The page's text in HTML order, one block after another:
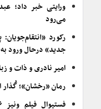
ورایتی خبر داد؛
می‌رود
رکورد
جدید» درحال ورود
امیر نادری و ذات و
رمان «رخشان»؛ گُذار